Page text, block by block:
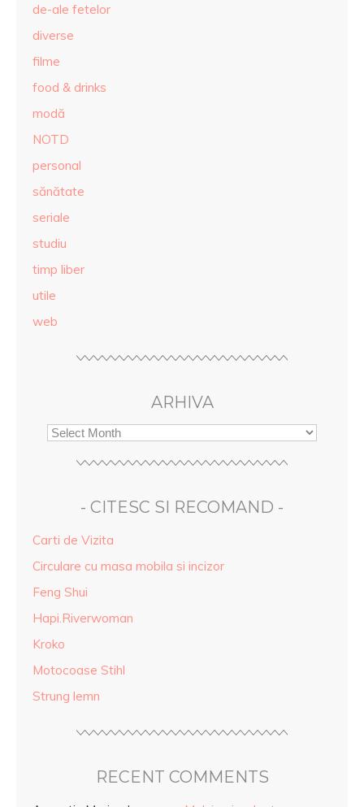
de-ale fetelor
diverse
filme
food & drinks
modă
NOTD
personal
sănătate
seriale
studiu
timp liber
utile
web
ARHIVA
- CITESC SI RECOMAND -
Carti de Vizita
Circulare cu masa mobila si incizor
Feng Shui
Hapi.Riverwoman
Kroko
Motocoase Stihl
Strung lemn
RECENT COMMENTS